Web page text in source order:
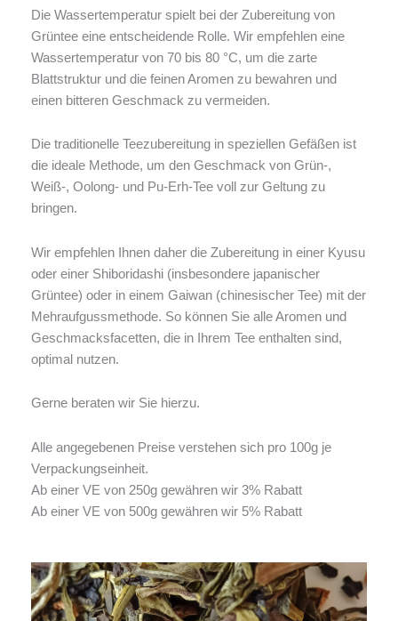
Die Wassertemperatur spielt bei der Zubereitung von
Grüntee eine entscheidende Rolle. Wir empfehlen eine
Wassertemperatur von 70 bis 80 °C, um die zarte
Blattstruktur und die feinen Aromen zu bewahren und
einen bitteren Geschmack zu vermeiden.
Die traditionelle Teezubereitung in speziellen Gefäßen ist
die ideale Methode, um den Geschmack von Grün-,
Weiß-, Oolong- und Pu-Erh-Tee voll zur Geltung zu
bringen.
Wir empfehlen Ihnen daher die Zubereitung in einer Kyusu
oder einer Shiboridashi (insbesondere japanischer
Grüntee) oder in einem Gaiwan (chinesischer Tee) mit der
Mehraufgussmethode. So können Sie alle Aromen und
Geschmacksfacetten, die in Ihrem Tee enthalten sind,
optimal nutzen.
Gerne beraten wir Sie hierzu.
Alle angegebenen Preise verstehen sich pro 100g je
Verpackungseinheit.
Ab einer VE von 250g gewähren wir 3% Rabatt
Ab einer VE von 500g gewähren wir 5% Rabatt